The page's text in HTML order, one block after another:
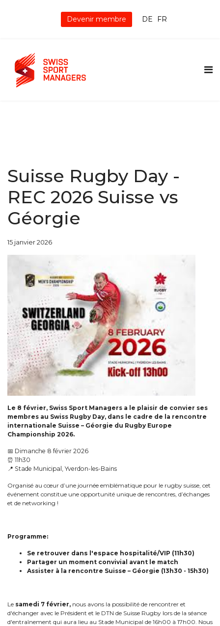
Devenir membre DE FR
Suisse Rugby Day -
REC 2026 Suisse vs
Géorgie
15 janvier 2026
Le 8 février, Swiss Sport Managers a le plaisir de convier ses
membres au Swiss Rugby Day, dans le cadre de la rencontre
internationale Suisse – Géorgie du Rugby Europe
Championship 2026.
📅 Dimanche 8 février 2026
⏰ 11h30
📍 Stade Municipal, Yverdon-les-Bains
Organisé au cœur d’une journée emblématique pour le rugby suisse, cet
événement constitue une opportunité unique de rencontres, d’échanges
et de networking !
Programme:
Se retrouver dans l'espace hospitalité/VIP (11h30)
Partager un moment convivial avant le match
Assister à la rencontre Suisse – Géorgie (13h30 - 15h30)
Le samedi 7 février, nous avons la possibilité de rencontrer et
d'échanger avec le Président et le DTN de Suisse Rugby lors de la séance
d'entraînement qui aura lieu au Stade Municipal de 16h00 à 17h00. Nous